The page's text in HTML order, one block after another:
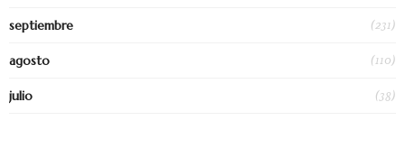
septiembre (231)
agosto (110)
julio (38)